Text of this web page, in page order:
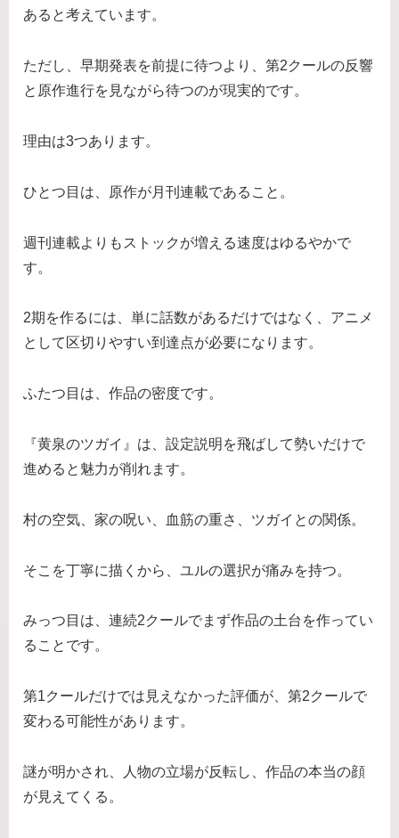
あると考えています。
ただし、早期発表を前提に待つより、第2クールの反響
と原作進行を見ながら待つのが現実的です。
理由は3つあります。
ひとつ目は、原作が月刊連載であること。
週刊連載よりもストックが増える速度はゆるやかで
す。
2期を作るには、単に話数があるだけではなく、アニメ
として区切りやすい到達点が必要になります。
ふたつ目は、作品の密度です。
『黄泉のツガイ』は、設定説明を飛ばして勢いだけで
進めると魅力が削れます。
村の空気、家の呪い、血筋の重さ、ツガイとの関係。
そこを丁寧に描くから、ユルの選択が痛みを持つ。
みっつ目は、連続2クールでまず作品の土台を作ってい
ることです。
第1クールだけでは見えなかった評価が、第2クールで
変わる可能性があります。
謎が明かされ、人物の立場が反転し、作品の本当の顔
が見えてくる。